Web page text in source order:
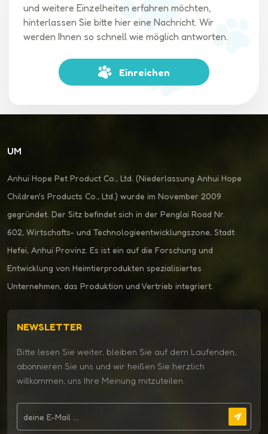
und weitere Einzelheiten erfahren möchten,
hinterlassen Sie bitte hier eine Nachricht. Wir
werden Ihnen so schnell wie möglich antworten.
Einreichen
UM
Anhui Hope Pet Product Co., Ltd. (Niederlassung Anhui Hope
Children's Products Co., Ltd.) wurde im November 2009
gegründet. Der Sitz befindet sich in der Penglai Road Nr.
602, Wirtschafts- und Technologieentwicklungszone, Stadt
Hefei, Anhui Provinz. Es ist ein auf die Forschung und
Entwicklung von Heimtierprodukten spezialisiertes
Unternehmen, das Produktion und Vertrieb integriert.
NEWSLETTER
Bitte lesen Sie weiter, bleiben Sie auf dem Laufenden,
abonnieren Sie uns und wir heißen Sie herzlich
willkommen, uns Ihre Meinung mitzuteilen.